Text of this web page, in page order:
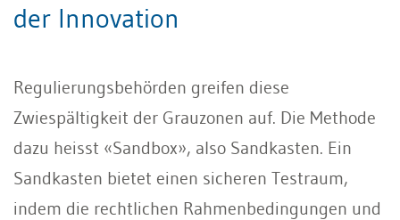
der Innovation
Regulierungsbehörden greifen diese
Zwiespältigkeit der Grauzonen auf. Die Methode
dazu heisst «Sandbox», also Sandkasten. Ein
Sandkasten bietet einen sicheren Testraum,
indem die rechtlichen Rahmenbedingungen und